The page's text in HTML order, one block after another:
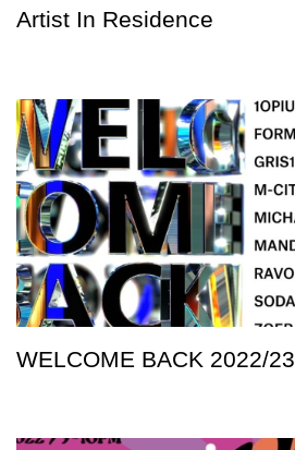
Artist In Residence
WELCOME BACK 2022/23